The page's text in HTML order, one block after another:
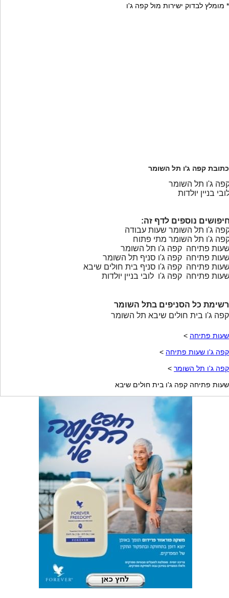
* מומלץ לבדוק ישירות מול קפה ג'ו
כתובת קפה ג'ו תל השומר
ג'ו תל השומר
בניין יולדות
נוספים לדף זה:
ג'ו תל השומר שעות עבודה
ג'ו תל השומר מתי פתוח
פתיחה קפה ג'ו תל השומר
פתיחה קפה ג'ו סניף תל השומר
פתיחה קפה ג'ו סניף בית חולים שיבא
פתיחה קפה ג'ו לובי בניין יולדות
רשימת כל הסניפים בתל השומר
קפה ג'ו בית חולים שיבא תל השומר
שעות פתיחה >
קפה ג'ו שעות פתיחה >
קפה ג'ו תל השומר >
שעות פתיחה קפה ג'ו בית חולים שיבא